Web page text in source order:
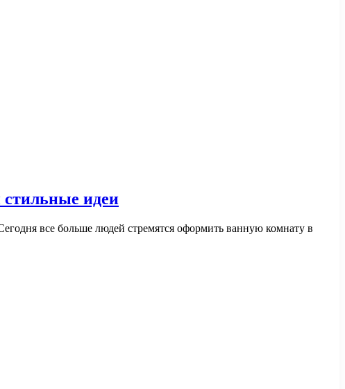
идеи
все больше людей стремятся оформить ванную комнату в